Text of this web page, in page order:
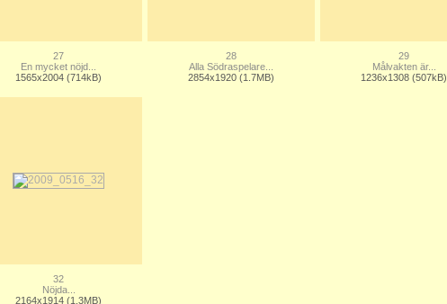
27
En mycket nöjd...
1565x2004 (714kB)
28
Alla Södraspelare...
2854x1920 (1.7MB)
29
Målvakten är...
1236x1308 (507kB)
32
Nöjda...
2164x1914 (1.3MB)